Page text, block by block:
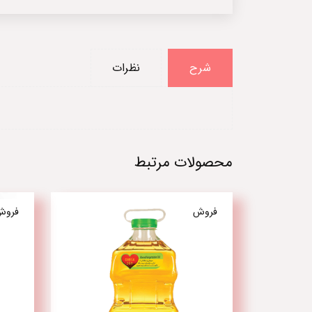
شرح نظرات
محصولات مرتبط
فروش فروش